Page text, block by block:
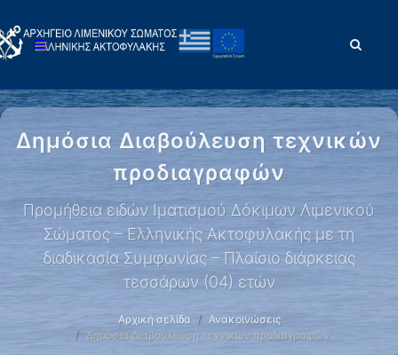
Δημόσια Διαβούλευση τεχνικών
προδιαγραφών
Προμήθεια ειδών Ιματισμού Δόκιμων Λιμενικού
Σώματος – Ελληνικής Ακτοφυλακής με τη
διαδικασία Συμφωνίας – Πλαίσιο διάρκειας
τεσσάρων (04) ετών
Αρχική σελίδα
Ανακοινώσεις
Δημόσια Διαβούλευση τεχνικών προδιαγραφών